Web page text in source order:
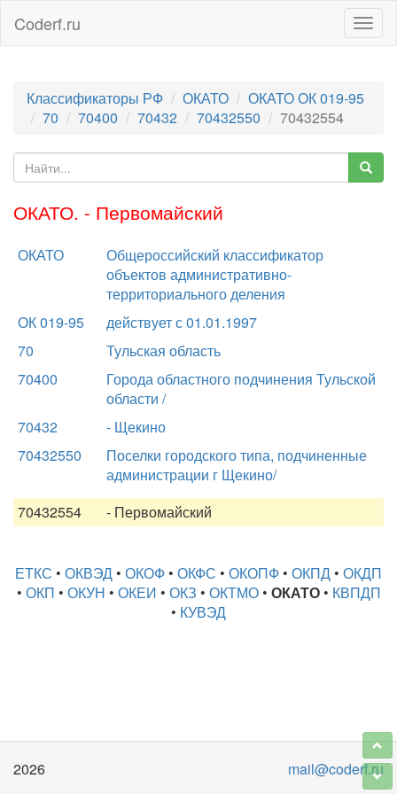
Coderf.ru
Классификаторы РФ ОКАТО
ОКАТО ОК 019-95
70
70400 70432 70432550 70432554
ОКАТО. - Первомайский
ОКАТО
Общероссийский классификатор
объектов административно-
территориального деления
ОК 019-95
действует с 01.01.1997
70
Тульская область
70400
Города областного подчинения Тульской
области /
70432
- Щекино
70432550
Поселки городского типа, подчиненные
администрации г Щекино/
70432554
- Первомайский
ЕТКС • ОКВЭД • ОКОФ • ОКФС • ОКОПФ • ОКПД • ОКДП
• ОКП • ОКУН • ОКЕИ • ОКЗ • ОКТМО• ОКАТО• КВПДП
• КУВЭД
2026 mail@coderf.ru